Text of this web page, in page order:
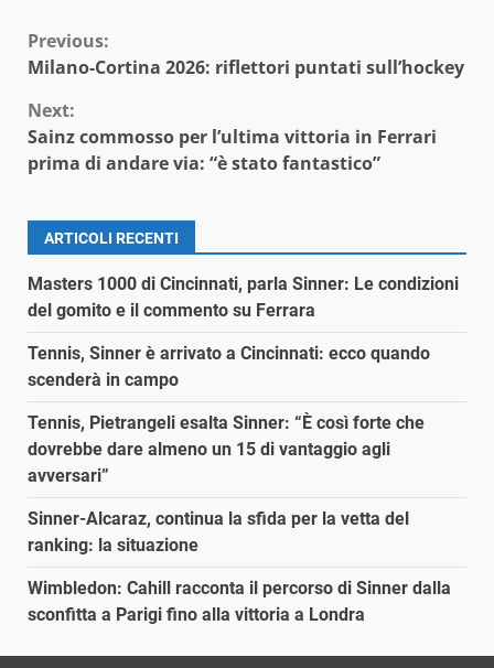
Continue
Previous:
Milano-Cortina 2026: riflettori puntati sull’hockey
Next:
Sainz commosso per l’ultima vittoria in Ferrari
prima di andare via: “è stato fantastico”
ARTICOLI RECENTI
Masters 1000 di Cincinnati, parla Sinner: Le condizioni
del gomito e il commento su Ferrara
Tennis, Sinner è arrivato a Cincinnati: ecco quando
scenderà in campo
Tennis, Pietrangeli esalta Sinner: “È così forte che
dovrebbe dare almeno un 15 di vantaggio agli
avversari”
Sinner-Alcaraz, continua la sfida per la vetta del
ranking: la situazione
Wimbledon: Cahill racconta il percorso di Sinner dalla
sconfitta a Parigi fino alla vittoria a Londra